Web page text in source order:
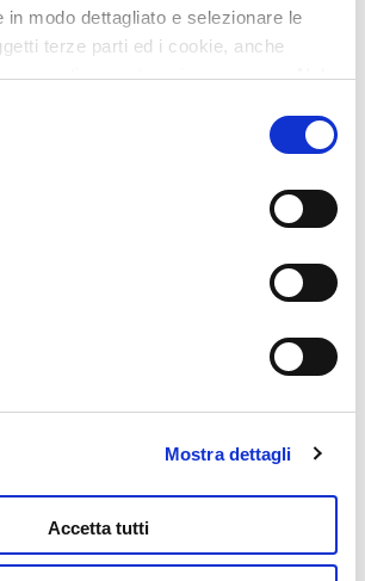
in modo dettagliato e selezionare le
terze parti ed i cookie, anche
per categorie omogenee. Nel
Policy,
dove potrai avere maggiori
le tue scelte. Potrai verificare e
anche cliccando sul simbolo
su ogni pagina
Mostra dettagli
Accetta tutti